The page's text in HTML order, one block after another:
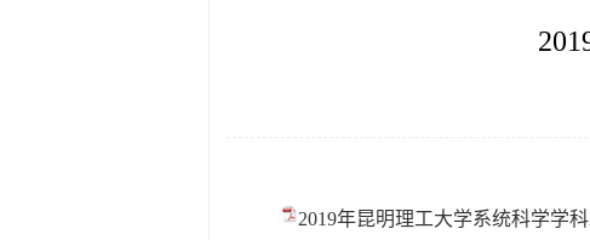
2019年昆明理工大学系统科学学